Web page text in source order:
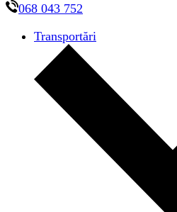
068 043 752
Transportări